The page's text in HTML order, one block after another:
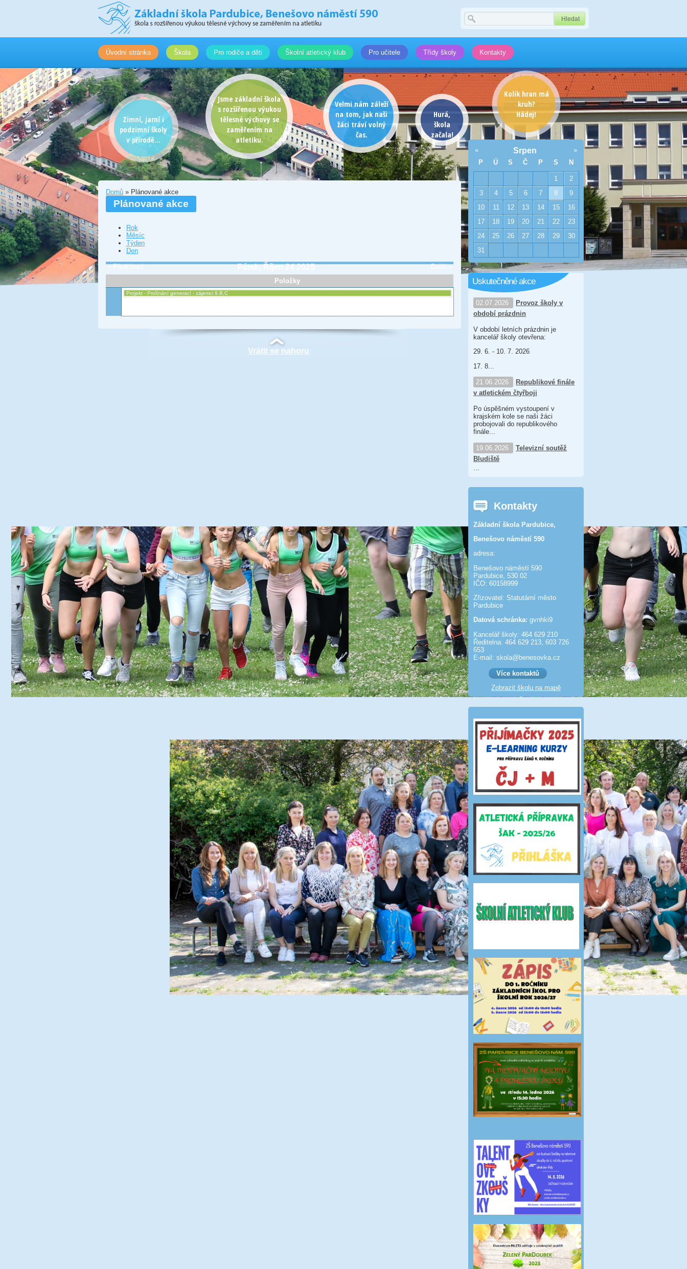
Úvodní stránka Škola Pro rodiče a děti Školní atletický klub Pro učitele Třídy školy Kontakty
Zimní, jarní i
podzimní školy
v přírodě...
Jsme základní škola
s rozšířenou výukou
tělesné výchovy se
zaměřením na
atletiku.
Velmi nám záleží
na tom, jak naši
žáci tráví volný
čas.
Hurá,
škola
začala!
Kolik hran má
kruh?
Hádej!
Domů » Plánované akce
Plánované akce
Rok
Měsíc
Týden
Den
« Předchozí Pátek, Říjen 24 2025
Další »
Položky
Projekt - Prolínání generací - zájemci 9.B,C
Vrátit se nahoru
« Srpen
»
P
Ú S Č P S N
1
2
3
4 5 6 7 8
9
10
11 12 13 14 15
16
17
18 19 20 21 22
23
24
25 26 27 28 29
30
31
Uskutečněné akce
02.07.2026
Provoz školy v
období prázdnin
V období letních prázdnin je
kancelář školy otevřena:
29. 6. - 10. 7. 2026
17. 8...
21.06.2026
Republikové finále
v atletickém čtyřboji
Po úspěšném vystoupení v
krajském kole se naši žáci
probojovali do republikového
finále...
19.06.2026
Televizní soutěž
Bludiště
Kontakty
Základní škola Pardubice,
Benešovo náměstí 590
adresa:
Benešovo náměstí 590
Pardubice, 530 02
IČO: 60158999
Zřizovatel: Statutární město
Pardubice
Datová schránka: gvnhki9
Kancelář školy: 464 629 210
Ředitelna: 464 629 213, 603 726
653
E-mail: skola@benesov­ka.cz
Více kontaktů
Zobrazit školu na mapě